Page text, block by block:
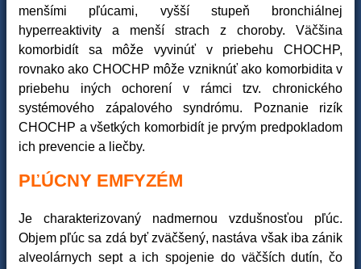
menšími pľúcami, vyšší stupeň bronchiálnej
hyperreaktivity a menší strach z choroby. Väčšina
komorbidít sa môže vyvinúť v priebehu CHOCHP,
rovnako ako CHOCHP môže vzniknúť ako komorbidita v
priebehu iných ochorení v rámci tzv. chronického
systémového zápalového syndrómu. Poznanie rizík
CHOCHP a všetkých komorbidít je prvým predpokladom
ich prevencie a liečby.
PĽÚCNY EMFYZÉM
Je charakterizovaný nadmernou vzdušnosťou pľúc.
Objem pľúc sa zdá byť zväčšený, nastáva však iba zánik
alveolárnych sept a ich spojenie do väčších dutín, čo